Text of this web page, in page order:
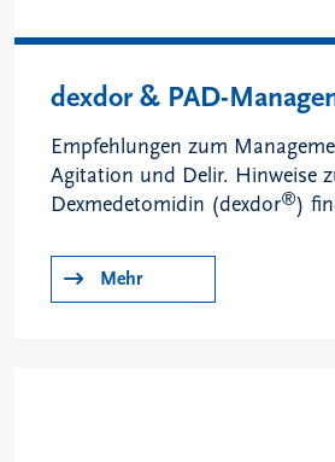
dexdor & PAD-
Empfehlungen zum
Agitation und Delir. Hinweise
Dexmedetomidin (dexdor®)
Mehr